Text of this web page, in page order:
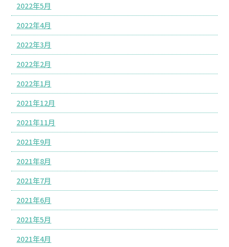
2022年5月
2022年4月
2022年3月
2022年2月
2022年1月
2021年12月
2021年11月
2021年9月
2021年8月
2021年7月
2021年6月
2021年5月
2021年4月